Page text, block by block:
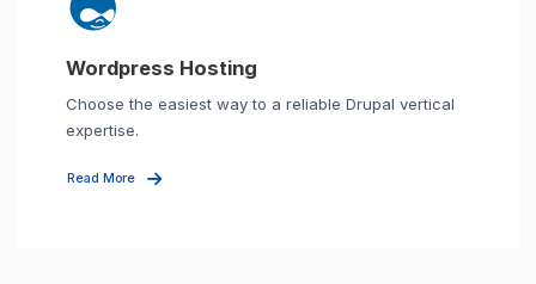
Wordpress Hosting
Choose the easiest way to a reliable Drupal vertical
expertise.
Read More